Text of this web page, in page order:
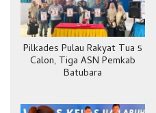
Pilkades Pulau Rakyat Tua 5
Calon, Tiga ASN Pemkab
Batubara